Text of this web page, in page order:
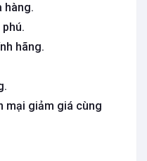
hàng.
hãng.
mại giảm giá cùng